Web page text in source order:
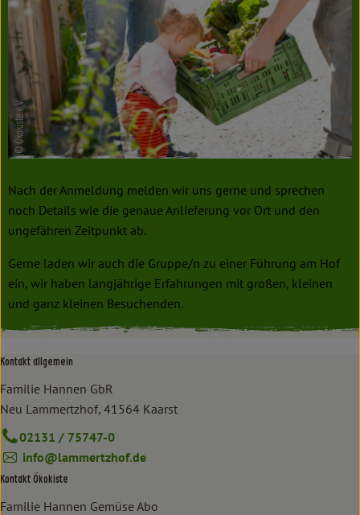
Nach der Anmeldung melden wir uns gerne und sprechen
noch Details wie die genaue Anlieferung vor Ort und den
ungefähren Zeitpunkt ab.
Gerne laden wir auch die Gruppe/n zu einer Führung am Hof
ein, wir haben langjährige Erfahrungen mit großen, kleinen
und ganz kleinen Besuchenden.
Kontakt allgemein
Familie Hannen GbR
Neu Lammertzhof, 41564 Kaarst
02131 / 75747-0
info@lammertzhof.de
Kontakt Ökokiste
Familie Hannen Gemüse Abo